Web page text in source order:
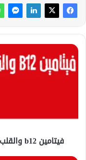
ف
b
فيتامين b12 والقلب | هل فيتامين B12 يرفع الضغط؟